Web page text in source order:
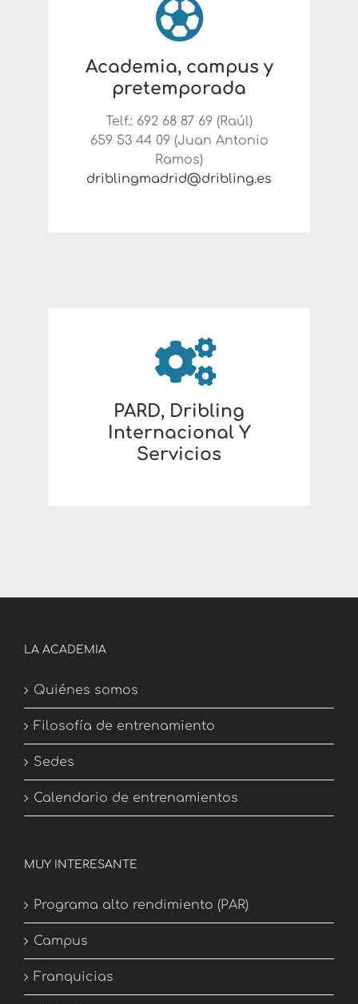
Academia, campus y
pretemporada
Telf.: 692 68 87 69 (Raúl)
659 53 44 09 (Juan Antonio
Ramos)
driblingmadrid@dribling.es
PARD, Dribling
Internacional Y
Servicios
LA ACADEMIA
Quiénes somos
Filosofía de entrenamiento
Sedes
Calendario de entrenamientos
MUY INTERESANTE
Programa alto rendimiento (PAR)
Campus
Franquicias